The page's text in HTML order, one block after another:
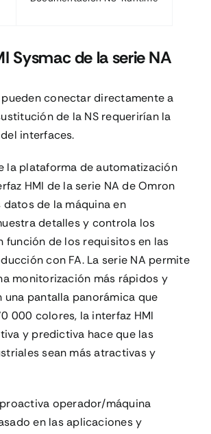
Sysmac de la serie NA
pueden conectar directamente a
de la NS requerirían la
interfaces.
la plataforma de automatización
HMI de la serie NA de Omron
de la máquina en
detalles y controla los
función de los requisitos en las
con FA. La serie NA permite
monitorización más rápidos y
una pantalla panorámica que
000 colores, la interfaz HMI
y predictiva hace que las
sean más atractivas y
operador/máquina
en las aplicaciones y